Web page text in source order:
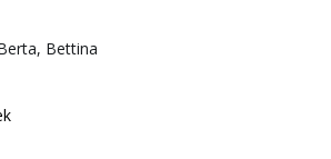
Bettina